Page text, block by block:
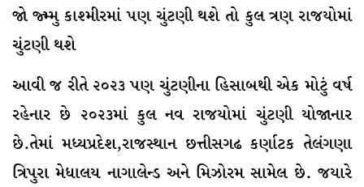
જાે જ્મ્મુ કાશ્મીરમાં પણ ચુંટણી થશે તો કુલ ત્રણ રાજયોમાં
ચુંટણી થશે
આવી જ રીતે ૨૦૨૩ પણ ચુંટણીના હિસાબથી એક મોટું વર્ષ
રહેનાર છે ૨૦૨૩માં કુલ નવ રાજયોમાં ચુંટણી યોજાનાર
છે.તેમાં મધ્યપ્રદેશ,રાજસ્થાન છત્તીસગઢ કર્ણાટક તેલંગણા
ત્રિપુરા મેધાલય નાગાલેન્ડ અને મિઝોરમ સામેલ છે. જયારે